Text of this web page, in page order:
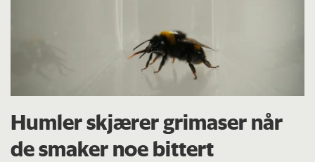
Humler skjærer grimaser når
de smaker noe bittert